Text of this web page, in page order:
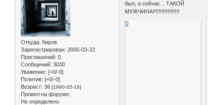
Откуда: Киров
Зарегистрирован: 2005-03-22
Приглашений: 0
Сообщений: 3030
Уважение: [+0/-0]
Позитив: [+0/-0]
Возраст: 36 [1990-05-16]
Провел на форуме:
Не определено
был, а сейчас... ТАКОЙ
МУЖЧИНА!!!!!!!!!!!!!!!!!!
0